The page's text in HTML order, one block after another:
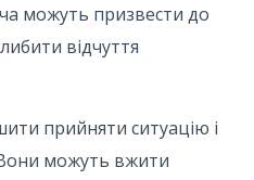
можуть призвести до
відчуття
прийняти ситуацію і
можуть вжити